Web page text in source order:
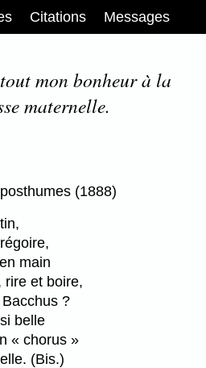
Citations Messages
mon bonheur à la
maternelle.
(1888)
main
rire et boire,
?
belle
« chorus »
(Bis.)